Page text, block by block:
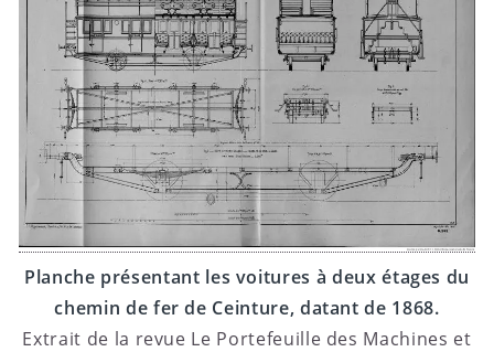
Planche présentant les voitures à deux étages du
chemin de fer de Ceinture, datant de 1868.
Extrait de la revue Le Portefeuille des Machines et